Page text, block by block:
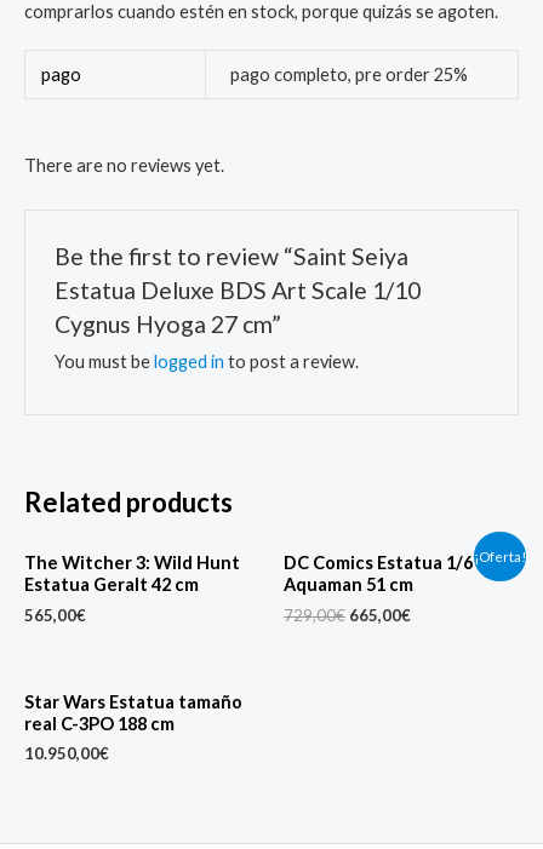
comprarlos cuando estén en stock, porque quizás se agoten.
pago pago completo, pre order 25%
There are no reviews yet.
Be the first to review “Saint Seiya
Estatua Deluxe BDS Art Scale 1/10
Cygnus Hyoga 27 cm”
You must belogged in to post a review.
Related products
The Witcher 3: Wild Hunt
Estatua Geralt 42 cm
565,00€
¡Oferta!
DC Comics Estatua 1/6
Aquaman 51 cm
729,00€
price
was:
729,00€.
665,00€
price
is:
665,00€.
Star Wars Estatua tamaño
real C-3PO 188 cm
10.950,00€